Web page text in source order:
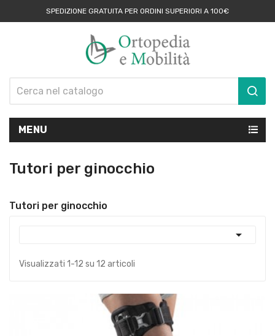
SPEDIZIONE GRATUITA PER ORDINI SUPERIORI A 100€
MENU
Tutori per ginocchio
Tutori per ginocchio

Visualizzati 1-12 su 12 articoli